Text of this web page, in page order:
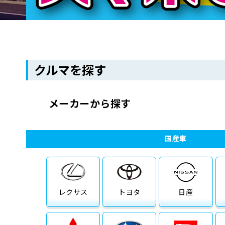
クルマを探す
メーカーから探す
国産車
レクサス トヨタ 日産